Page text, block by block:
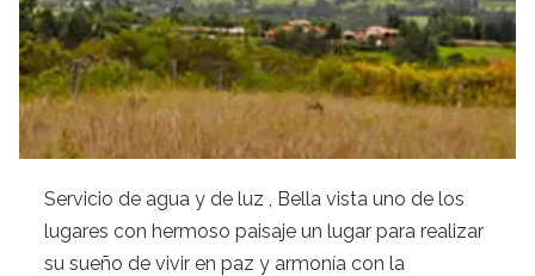
Servicio de agua y de luz , Bella vista uno de los
lugares con hermoso paisaje un lugar para realizar
su sueño de vivir en paz y armonía con la